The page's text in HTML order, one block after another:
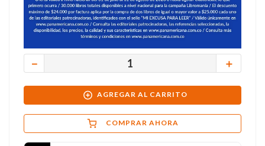
＋
－
AGREGAR AL CARRITO
COMPRAR AHORA